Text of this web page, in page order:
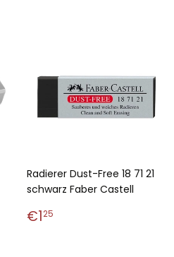
Radierer Dust-Free 18 71 21
schwarz Faber Castell
Normaler
€125